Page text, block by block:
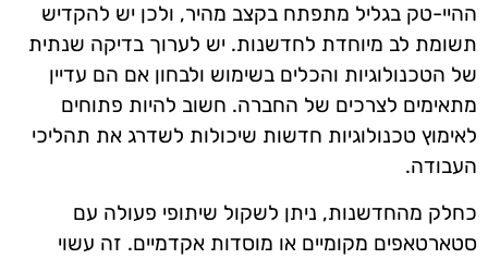
ההיי-טק בגליל מתפתח בקצב מהיר, ולכן יש להקדיש
תשומת לב מיוחדת לחדשנות. יש לערוך בדיקה שנתית
של הטכנולוגיות והכלים בשימוש ולבחון אם הם עדיין
מתאימים לצרכים של החברה. חשוב להיות פתוחים
לאימוץ טכנולוגיות חדשות שיכולות לשדרג את תהליכי
העבודה.
כחלק מהחדשנות, ניתן לשקול שיתופי פעולה עם
סטארטאפים מקומיים או מוסדות אקדמיים. זה עשוי